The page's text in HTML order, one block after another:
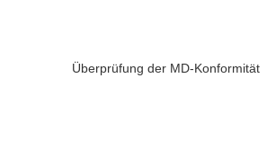
Überprüfung der MD-Konformität